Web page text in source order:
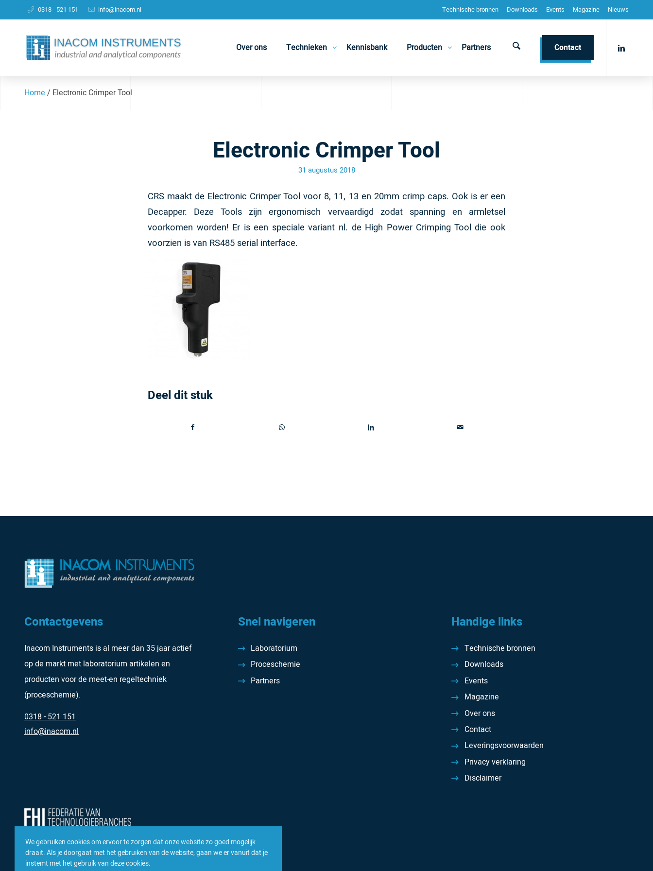
Technische bronnen Downloads Events Magazine Nieuws
0318 - 521 151 info@inacom.nl
Over ons Technieken Kennisbank Producten Partners Contact
Home/ Electronic Crimper Tool
Electronic Crimper Tool
31 augustus 2018
CRS maakt de Electronic Crimper Tool voor 8, 11, 13 en 20mm crimp caps. Ook is er een
Decapper. Deze Tools zijn ergonomisch vervaardigd zodat spanning en armletsel
voorkomen worden! Er is een speciale variant nl. de High Power Crimping Tool die ook
voorzien is van RS485 serial interface.
Deel dit stuk
Contactgevens
Inacom Instruments is al meer dan 35 jaar actief
op de markt met laboratorium artikelen en
producten voor de meet-en regeltechniek
(proceschemie).
0318 - 521 151
info@inacom.nl
Snel navigeren
Laboratorium
Proceschemie
Partners
Handige links
Technische bronnen
Downloads
Events
Magazine
Over ons
Contact
Leveringsvoorwaarden
Privacy verklaring
Disclaimer
We gebruiken cookies om ervoor te zorgen dat onze website zo goed mogelijk
draait. Als je doorgaat met het gebruiken van de website, gaan we er vanuit dat je
instemt met het gebruik van deze cookies.